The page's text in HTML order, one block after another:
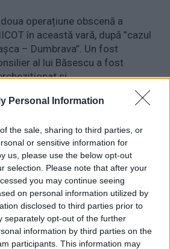
Personal Information
the sale, sharing to third parties, or
or sensitive information for
us, please use the below opt-out
selection. Please note that after your
you may continue seeing
on personal information utilized by
disclosed to third parties prior to
separately opt-out of the further
information by third parties on the
participants. This information may
operațiune obscenă a
în această vară, după ”cazul
– Dumbrava”. Un fost
al lui Băsescu a fost
și...